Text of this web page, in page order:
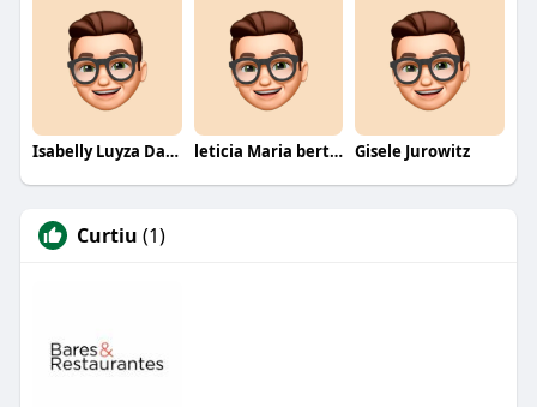
Isabelly Luyza Da Costa melo leticia Maria bertino Mello de andrade Gisele Jurowitz
Curtiu (1)